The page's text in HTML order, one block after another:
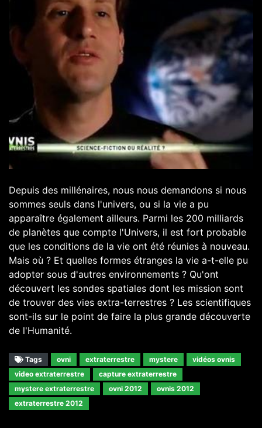
Depuis des millénaires, nous nous demandons si nous
sommes seuls dans l'univers, ou si la vie a pu
apparaître également ailleurs. Parmi les 200 milliards
de planètes que compte l'Univers, il est fort probable
que les conditions de la vie ont été réunies à nouveau.
Mais où ? Et quelles formes étranges la vie a-t-elle pu
adopter sous d'autres environnements ? Qu'ont
découvert les sondes spatiales dont les mission sont
de trouver des vies extra-terrestres ? Les scientifiques
sont-ils sur le point de faire la plus grande découverte
de l'Humanité.
Tags ovni extraterrestre mystere
vidéos ovnis
video extraterrestre
capture extraterrestre
mystere extraterrestre
ovni 2012
ovnis 2012
extraterrestre 2012